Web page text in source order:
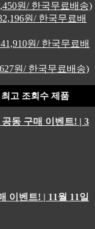
원/ 한국무료배송)
원/ 한국무료배
원/ 한국무료배
원/ 한국무료배송)
최고 조회수 제품
동 구매 이벤트! | 3
이벤트! | 11월 11일